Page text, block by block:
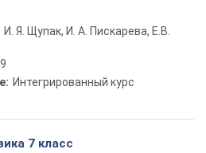
И. Я. Щупак, И. А. Пискарева, Е.В.
Интегрированный курс
7 класс